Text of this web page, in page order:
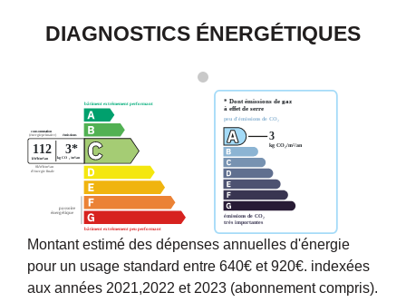
DIAGNOSTICS ÉNERGÉTIQUES
Montant estimé des dépenses annuelles d'énergie
pour un usage standard entre 640€ et 920€. indexées
aux années 2021,2022 et 2023 (abonnement compris).